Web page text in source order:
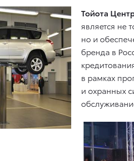
Тойота
является не
но и
бренда в
в рамках
и охранных